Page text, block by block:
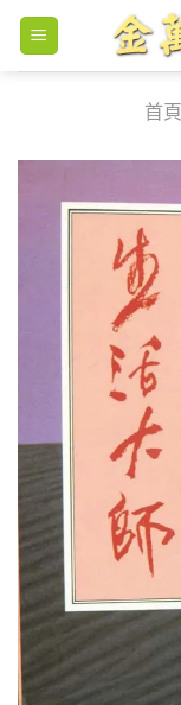
Skip
content
首頁